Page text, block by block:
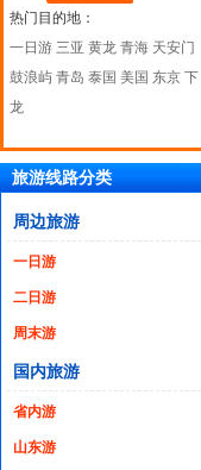
热门目的地：
一日游 三亚 黄龙 青海 天安门
鼓浪屿 青岛 泰国 美国 东京 下
龙
旅游线路分类
周边旅游
一日游
二日游
周末游
国内旅游
省内游
山东游